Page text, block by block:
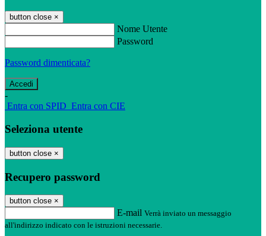
button close ×
Nome Utente
Password
Password dimenticata?
-
Entra con SPID Entra con CIE
Seleziona utente
button close ×
Recupero password
button close ×
E-mail Verrà inviato un messaggio
all'indirizzo indicato con le istruzioni necessarie.